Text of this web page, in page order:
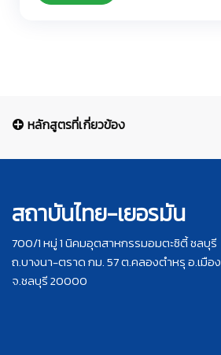
หลักสูตรที่เกี่ยวข้อง
สถาบันไทย-เยอรมัน
700/1 หมู่ 1 นิคมอุตสาหกรรมอมตะซิตี้ ชลบุรี
ถ.บางนา-ตราด กม. 57 ต.คลองตำหรุ อ.เมือง
จ.ชลบุรี 20000